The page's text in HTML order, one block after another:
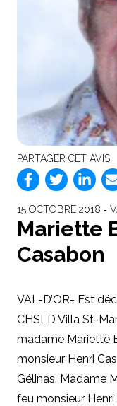
PARTAGER CET AVIS
15 OCTOBRE 2018 ‐
Mariette
Casabon
VAL-D’OR- Est
CHSLD Villa St-
madame Mariette
monsieur Henri
Gélinas. Madame
feu monsieur